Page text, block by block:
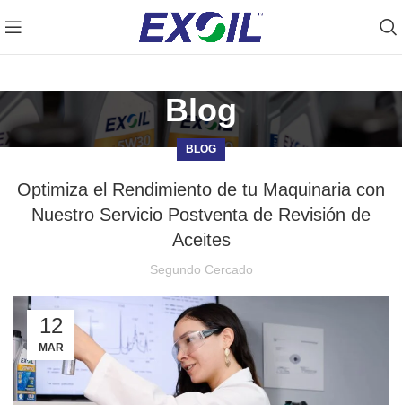
Blog
BLOG
Optimiza el Rendimiento de tu Maquinaria con
Nuestro Servicio Postventa de Revisión de
Aceites
Segundo Cercado
12
MAR
Prueba nuestro OIL FINDER ➡️Clic Aquí